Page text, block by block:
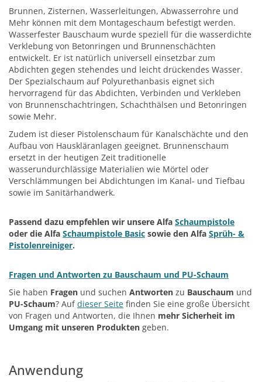
Brunnen, Zisternen, Wasserleitungen, Abwasserrohre und
Mehr können mit dem Montageschaum befestigt werden.
Wasserfester Bauschaum wurde speziell für die wasserdichte
Verklebung von Betonringen und Brunnenschächten
entwickelt. Er ist natürlich universell einsetzbar zum
Abdichten gegen stehendes und leicht drückendes Wasser.
Der Spezialschaum auf Polyurethanbasis eignet sich
hervorragend für das Abdichten, Verbinden und Verkleben
von Brunnenschachtringen, Schachthälsen und Betonringen
sowie Mehr.
Zudem ist dieser Pistolenschaum für Kanalschächte und den
Aufbau von Hauskläranlagen geeignet. Brunnenschaum
ersetzt in der heutigen Zeit traditionelle
wasserundurchlässige Materialien wie Mörtel oder
Verschlämmungen bei Abdichtungen im Kanal- und Tiefbau
sowie im Sanitärhandwerk.
Passend dazu empfehlen wir unsere Alfa Schaumpistole
oder die Alfa Schaumpistole Basic sowie den Alfa Sprüh- &
Pistolenreiniger.
Fragen und Antworten zu Bauschaum und PU-Schaum
Sie haben Fragen und suchen Antworten zu Bauschaum und
PU-Schaum? Aufdieser Seite finden Sie eine große Übersicht
von Fragen und Antworten, die Ihnen mehr Sicherheit im
Umgang mit unseren Produkten geben.
Anwendung